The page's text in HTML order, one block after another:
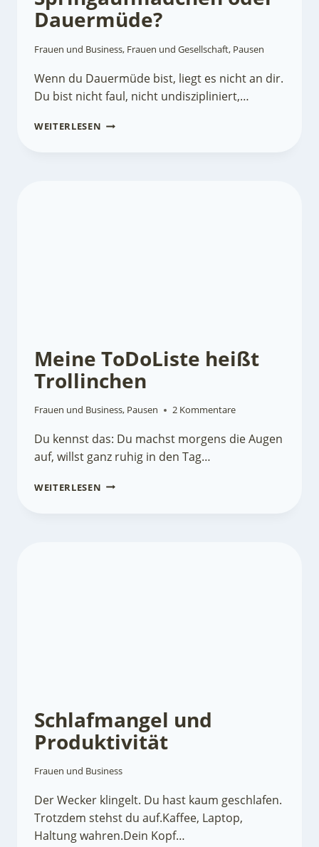
Dauermüde?
Frauen und Business, Frauen und Gesellschaft, Pausen
Wenn du Dauermüde bist, liegt es nicht an dir.
Du bist nicht faul, nicht undiszipliniert,…
WEITERLESEN SPRINGAUFMÄDCHEN
Meine ToDoListe heißt
Trollinchen
Frauen und Business, Pausen 2 Kommentare
Du kennst das: Du machst morgens die Augen
auf, willst ganz ruhig in den Tag…
WEITERLESEN MEINE
Schlafmangel und
Produktivität
Frauen und Business
Der Wecker klingelt. Du hast kaum geschlafen.
Trotzdem stehst du auf.Kaffee, Laptop,
Haltung wahren.Dein Kopf…